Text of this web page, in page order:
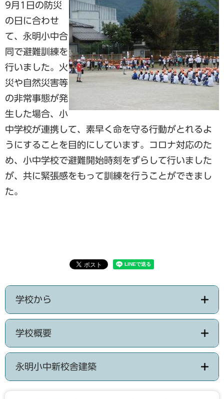
9月1日の防災
の日に合わせ
て、永明小中合
同で避難訓練を
行いました。火
災や自然災害等
の非常事態が発
生した場合、小
中学校が連携して、素早く命を守る行動がとれるよ
うにすることを目的にしています。コロナ対応のた
め、小中学校で避難開始時刻をずらして行いました
が、共に緊張感をもって訓練を行うことができまし
た。
学校から
学校概要
永明小中新校舎建築